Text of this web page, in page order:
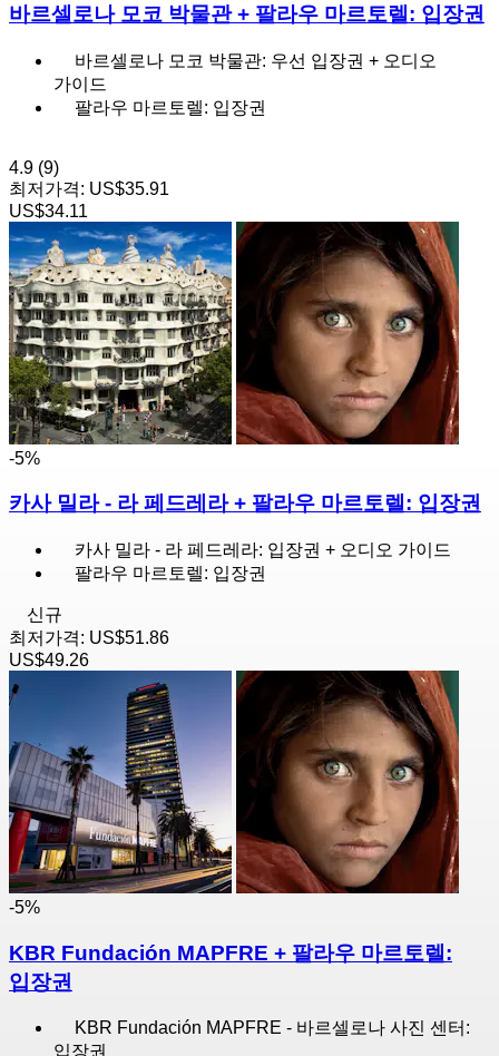
바르셀로나 모코 박물관 + 팔라우 마르토렐: 입장권
바르셀로나 모코 박물관: 우선 입장권 + 오디오
가이드
팔라우 마르토렐: 입장권
4.9 (9)
최저가격: US$35.91
US$34.11
-5%
카사 밀라 - 라 페드레라 + 팔라우 마르토렐: 입장권
카사 밀라 - 라 페드레라: 입장권 + 오디오 가이드
팔라우 마르토렐: 입장권
신규
최저가격: US$51.86
US$49.26
-5%
KBR Fundación MAPFRE + 팔라우 마르토렐:
입장권
KBR Fundación MAPFRE - 바르셀로나 사진 센터:
입장권